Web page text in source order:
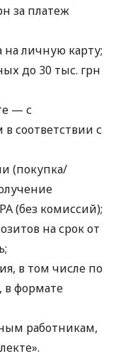
за платеж
личную карту;
до 30 тыс. грн
— с
соответствии с
(покупка/
(без комиссий);
на срок от
в том числе по
в формате
работникам,